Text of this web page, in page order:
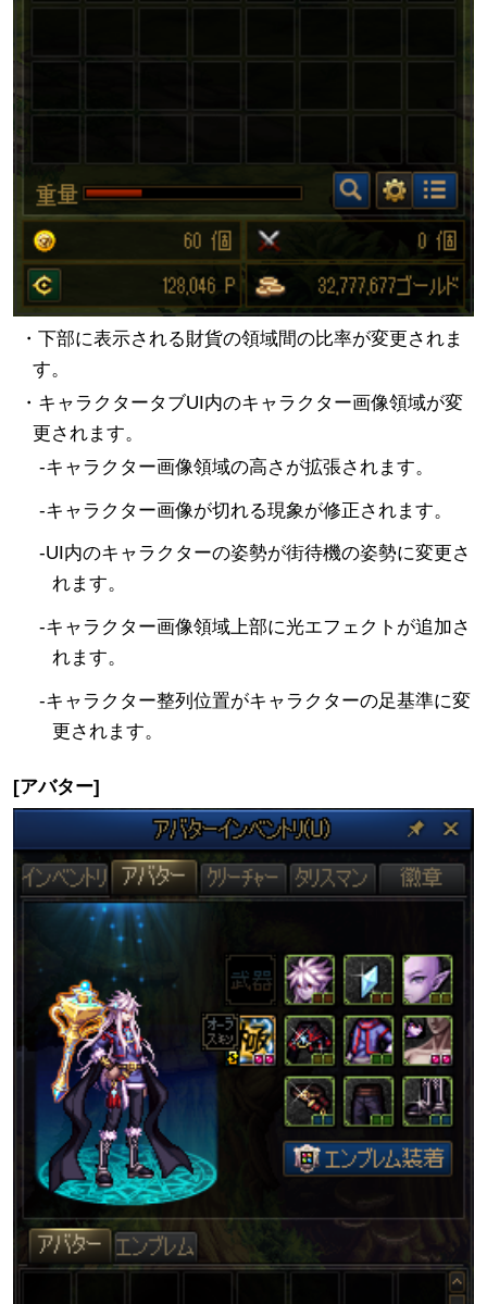
・下部に表示される財貨の領域間の比率が変更されま
す。
・キャラクタータブUI内のキャラクター画像領域が変
更されます。
-キャラクター画像領域の高さが拡張されます。
-キャラクター画像が切れる現象が修正されます。
-UI内のキャラクターの姿勢が街待機の姿勢に変更さ
れます。
-キャラクター画像領域上部に光エフェクトが追加さ
れます。
-キャラクター整列位置がキャラクターの足基準に変
更されます。
[アバター]